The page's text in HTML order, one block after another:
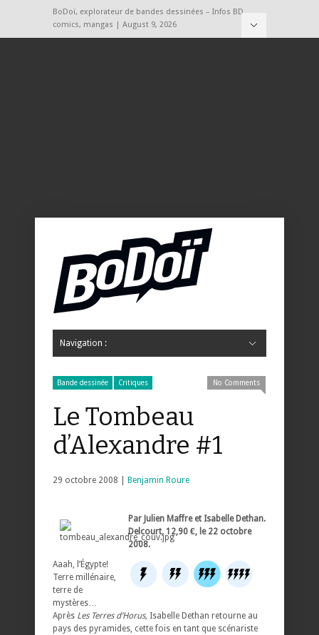
BoDoï, explorateur de bandes dessinées – Infos BD,
comics, mangas | August 9, 2026
Navigation :
Bande dessinée Critiques No Comments
Le Tombeau
d’Alexandre #1
29 octobre 2008 | Benjamin Roure
Par Julien Maffre et Isabelle Dethan.
Delcourt, 12,90 €, le 22 octobre
2008.
Aaah, l’Égypte!
Terre millénaire,
terre de
mystères…
Après Les Terres d’Horus, Isabelle Dethan retourne au
pays des pyramides, cette fois en tant que scénariste